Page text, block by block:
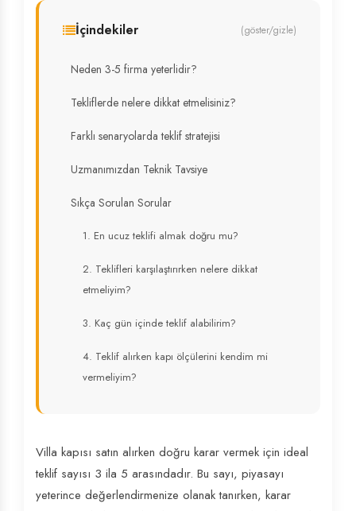
İçindekiler (göster/gizle)
Neden 3-5 firma yeterlidir?
Tekliflerde nelere dikkat etmelisiniz?
Farklı senaryolarda teklif stratejisi
Uzmanımızdan Teknik Tavsiye
Sıkça Sorulan Sorular
1. En ucuz teklifi almak doğru mu?
2. Teklifleri karşılaştırırken nelere dikkat
etmeliyim?
3. Kaç gün içinde teklif alabilirim?
4. Teklif alırken kapı ölçülerini kendim mi
vermeliyim?
Villa kapısı satın alırken doğru karar vermek için ideal
teklif sayısı 3 ila 5 arasındadır. Bu sayı, piyasayı
yeterince değerlendirmenize olanak tanırken, karar